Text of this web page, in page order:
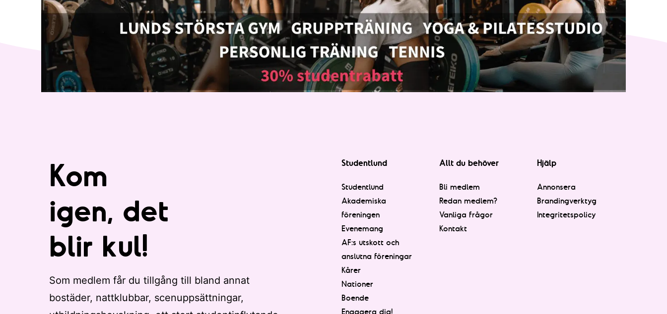
Kom
igen, det
blir kul!
Som medlem får du tillgång till bland annat
bostäder, nattklubbar, scenuppsättningar,
Studentlund
Studentlund
Akademiska
föreningen
Evenemang
AF:s utskott och
anslutna föreningar
Kårer
Nationer
Boende
Engagera dig!
Allt du behöver
Bli medlem
Redan medlem?
Vanliga frågor
Kontakt
Hjälp
Annonsera
Brandingverktyg
Integritetspolicy